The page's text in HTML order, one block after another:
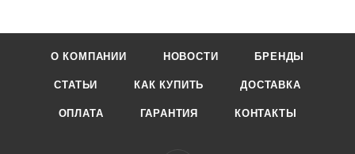
О КОМПАНИИ НОВОСТИ БРЕНДЫ
СТАТЬИ КАК КУПИТЬ ДОСТАВКА
ОПЛАТА ГАРАНТИЯ КОНТАКТЫ